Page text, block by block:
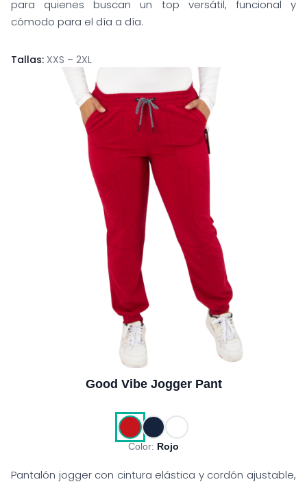
para quienes buscan un top versátil, funcional y
cómodo para el día a día.
Tallas: XXS – 2XL
Good Vibe Jogger Pant
Color: Rojo
Pantalón jogger con cintura elástica y cordón ajustable,